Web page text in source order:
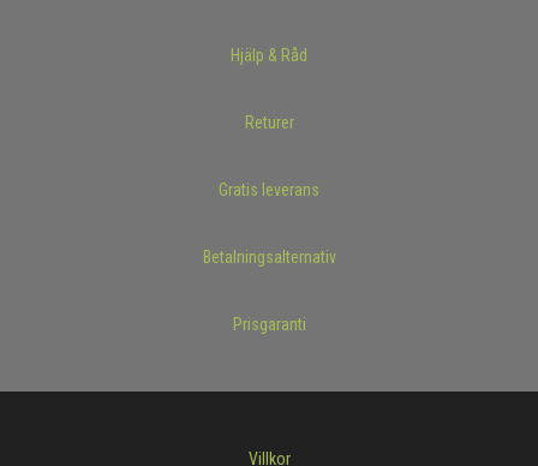
Hjälp & Råd
Returer
Gratis leverans
Betalningsalternativ
Prisgaranti
Villkor